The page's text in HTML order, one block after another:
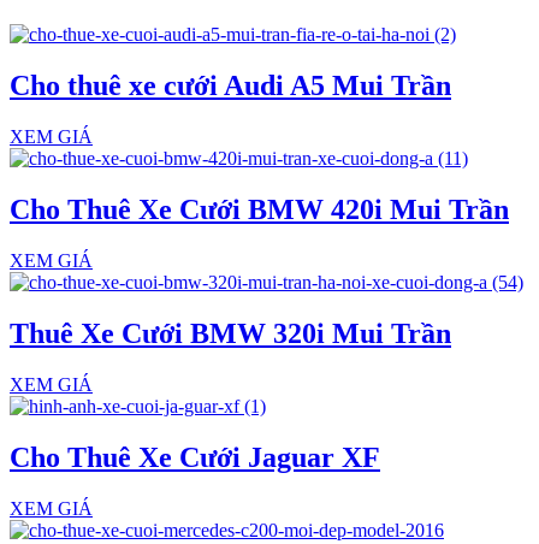
Cho thuê xe cưới Audi A5 Mui Trần
XEM GIÁ
Cho Thuê Xe Cưới BMW 420i Mui Trần
XEM GIÁ
Thuê Xe Cưới BMW 320i Mui Trần
XEM GIÁ
Cho Thuê Xe Cưới Jaguar XF
XEM GIÁ